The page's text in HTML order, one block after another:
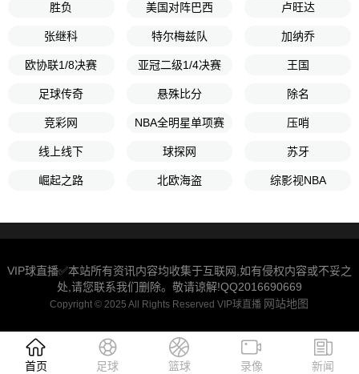
胜负 美国对阵巴西 卢旺达
张继科 特尔梅兹队 加纳乔
欧协联1/8决赛 亚冠二级1/4决赛 王国
足球传奇 悬殊比分 除名
竞彩网 NBA全明星单项赛 压哨
线上线下 球探网 苏牙
崛起之路 北欧海盗 综影视NBA
VIP球直播✅本站所有资讯内容均收集于互联网,如有侵权内容或不妥之
处,请您联系我们删除。敬请谅解!QQ2016690669
Copyright © 2025 All Rights Reserved VIP球直播 网站地图
首页 足球 篮球 录像 新闻